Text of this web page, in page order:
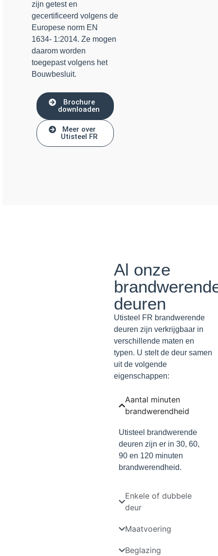
zijn getest en
gecertificeerd volgens de
Europese norm EN
1634- 1:2014. Ze mogen
daarom worden
toegepast volgens het
Bouwbesluit.
Brochure
downloaden
Meer over
Utisteel FR
Al onze
deuren
Utisteel FR brandwerende
deuren zijn verkrijgbaar in
verschillende maten en
typen. U stelt de deur samen
uit de volgende
eigenschappen:
Aantal minuten
brandwerendheid
Utisteel brandwerende
deuren zijn er in 30, 60,
90 en 120 minuten
brandwerendheid.
Enkele of dubbele
deur
Maatvoering
Beglazing